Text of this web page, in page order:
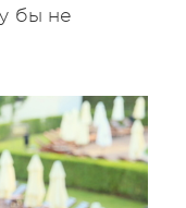
бы не